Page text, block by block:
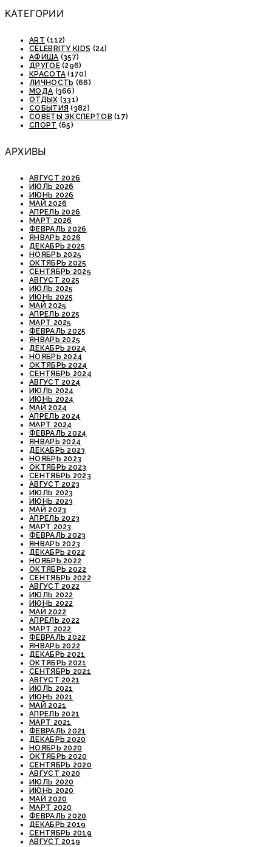
КАТЕГОРИИ
ART (112)
CELEBRITY KIDS (24)
АФИША (357)
ДРУГОЕ(296)
КРАСОТА (170)
ЛИЧНОСТЬ (66)
МОДА (366)
ОТДЫХ (331)
СОБЫТИЯ (382)
СОВЕТЫ ЭКСПЕРТОВ (17)
СПОРТ (65)
АРХИВЫ
АВГУСТ 2026
ИЮЛЬ 2026
ИЮНЬ 2026
МАЙ 2026
АПРЕЛЬ 2026
МАРТ 2026
ФЕВРАЛЬ 2026
ЯНВАРЬ 2026
ДЕКАБРЬ 2025
НОЯБРЬ 2025
ОКТЯБРЬ 2025
СЕНТЯБРЬ 2025
АВГУСТ 2025
ИЮЛЬ 2025
ИЮНЬ 2025
МАЙ 2025
АПРЕЛЬ 2025
МАРТ 2025
ФЕВРАЛЬ 2025
ЯНВАРЬ 2025
ДЕКАБРЬ 2024
НОЯБРЬ 2024
ОКТЯБРЬ 2024
СЕНТЯБРЬ 2024
АВГУСТ 2024
ИЮЛЬ 2024
ИЮНЬ 2024
МАЙ 2024
АПРЕЛЬ 2024
МАРТ 2024
ФЕВРАЛЬ 2024
ЯНВАРЬ 2024
ДЕКАБРЬ 2023
НОЯБРЬ 2023
ОКТЯБРЬ 2023
СЕНТЯБРЬ 2023
АВГУСТ 2023
ИЮЛЬ 2023
ИЮНЬ 2023
МАЙ 2023
АПРЕЛЬ 2023
МАРТ 2023
ФЕВРАЛЬ 2023
ЯНВАРЬ 2023
ДЕКАБРЬ 2022
НОЯБРЬ 2022
ОКТЯБРЬ 2022
СЕНТЯБРЬ 2022
АВГУСТ 2022
ИЮЛЬ 2022
ИЮНЬ 2022
МАЙ 2022
АПРЕЛЬ 2022
МАРТ 2022
ФЕВРАЛЬ 2022
ЯНВАРЬ 2022
ДЕКАБРЬ 2021
ОКТЯБРЬ 2021
СЕНТЯБРЬ 2021
АВГУСТ 2021
ИЮЛЬ 2021
ИЮНЬ 2021
МАЙ 2021
АПРЕЛЬ 2021
МАРТ 2021
ФЕВРАЛЬ 2021
ДЕКАБРЬ 2020
НОЯБРЬ 2020
ОКТЯБРЬ 2020
СЕНТЯБРЬ 2020
АВГУСТ 2020
ИЮЛЬ 2020
ИЮНЬ 2020
МАЙ 2020
МАРТ 2020
ФЕВРАЛЬ 2020
ДЕКАБРЬ 2019
СЕНТЯБРЬ 2019
АВГУСТ 2019